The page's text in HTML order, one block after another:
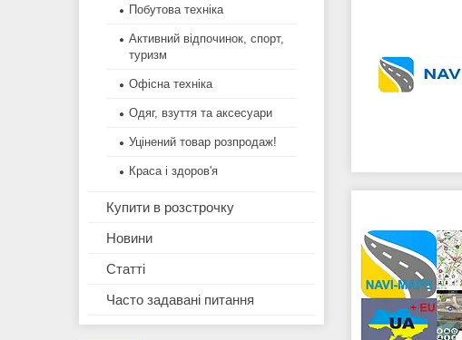
Побутова техніка
Активний відпочинок, спорт,
туризм
Офісна техніка
Одяг, взуття та аксесуари
Уцінений товар розпродаж!
Краса і здоров'я
Купити в розстрочку
Новини
Статті
Часто задавані питання